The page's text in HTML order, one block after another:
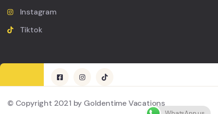
Instagram
Tiktok
© Copyright 2021 by Goldentime Vacations